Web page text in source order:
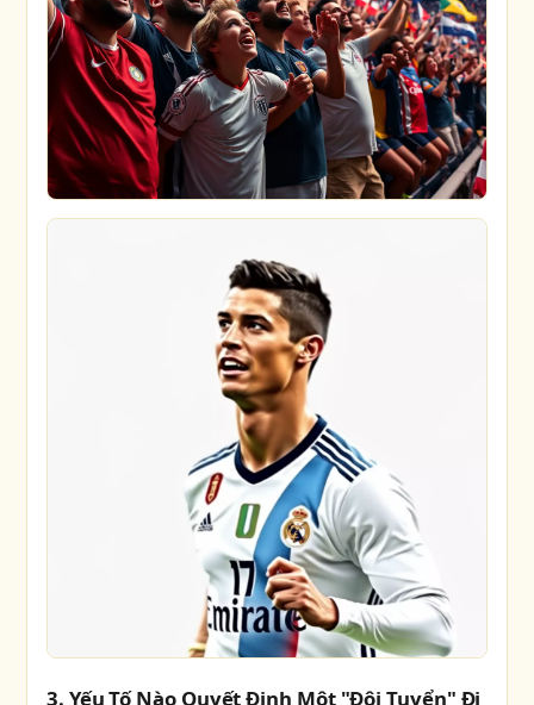
3. Yếu Tố Nào Quyết Định Một "Đội Tuyển" Đi